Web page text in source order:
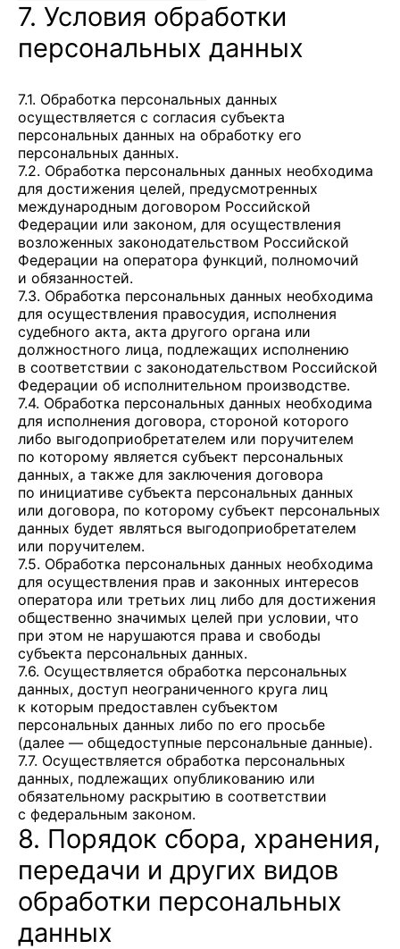
7. Условия обработки
персональных данных
7.1. Обработка персональных данных
осуществляется с согласия субъекта
персональных данных на обработку его
персональных данных.
7.2. Обработка персональных данных необходима
для достижения целей, предусмотренных
международным договором Российской
Федерации или законом, для осуществления
возложенных законодательством Российской
Федерации на оператора функций, полномочий
и обязанностей.
7.3. Обработка персональных данных необходима
для осуществления правосудия, исполнения
судебного акта, акта другого органа или
должностного лица, подлежащих исполнению
в соответствии с законодательством Российской
Федерации об исполнительном производстве.
7.4. Обработка персональных данных необходима
для исполнения договора, стороной которого
либо выгодоприобретателем или поручителем
по которому является субъект персональных
данных, а также для заключения договора
по инициативе субъекта персональных данных
или договора, по которому субъект персональных
данных будет являться выгодоприобретателем
или поручителем.
7.5. Обработка персональных данных необходима
для осуществления прав и законных интересов
оператора или третьих лиц либо для достижения
общественно значимых целей при условии, что
при этом не нарушаются права и свободы
субъекта персональных данных.
7.6. Осуществляется обработка персональных
данных, доступ неограниченного круга лиц
к которым предоставлен субъектом
персональных данных либо по его просьбе
(далее — общедоступные персональные данные).
7.7. Осуществляется обработка персональных
данных, подлежащих опубликованию или
обязательному раскрытию в соответствии
с федеральным законом.
8. Порядок сбора, хранения,
передачи и других видов
обработки персональных
данных